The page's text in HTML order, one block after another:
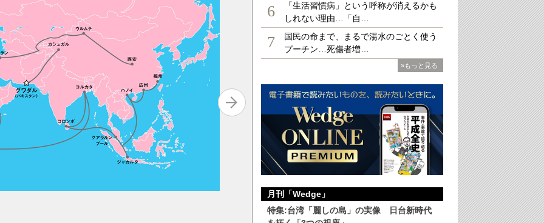
6
「生活習慣病」という呼称が消えるかも
しれない理由…「自…
7
国民の命まで、まるで湯水のごとく使う
プーチン…死傷者増…
»もっと見る
月刊「Wedge」
特集:台湾「麗しの島」の実像 日台新時代